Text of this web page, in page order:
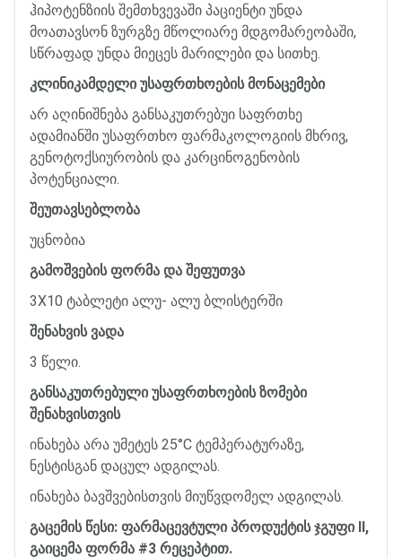
ჰიპოტენზიის შემთხვევაში პაციენტი უნდა
მოათავსონ ზურგზე მწოლიარე მდგომარეობაში,
სწრაფად უნდა მიეცეს მარილები და სითხე.
კლინიკამდელი უსაფრთხოების მონაცემები
არ აღინიშნება განსაკუთრებუი საფრთხე
ადამიანში უსაფრთხო ფარმაკოლოგიის მხრივ,
გენოტოქსიურობის და კარცინოგენობის
პოტენციალი.
შეუთავსებლობა
უცნობია
გამოშვების ფორმა და შეფუთვა
3X10 ტაბლეტი ალუ- ალუ ბლისტერში
შენახვის ვადა
3 წელი.
განსაკუთრებული უსაფრთხოების ზომები
შენახვისთვის
ინახება არა უმეტეს 25°C ტემპერატურაზე,
ნესტისგან დაცულ ადგილას.
ინახება ბავშვებისთვის მიუწვდომელ ადგილას.
გაცემის წესი: ფარმაცევტული პროდუქტის ჯგუფი II,
გაიცემა ფორმა #3 რეცეპტით.